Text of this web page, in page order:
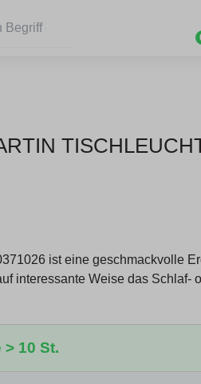
ist eine geschmackvolle
interessante Weise das Schlaf-
10 St.